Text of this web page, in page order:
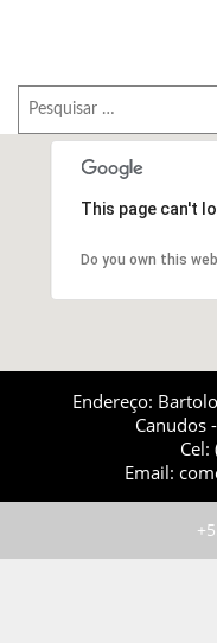
Pesquisar
por:
This page can't
Do you own this
Endereço:
Canudos
Email: